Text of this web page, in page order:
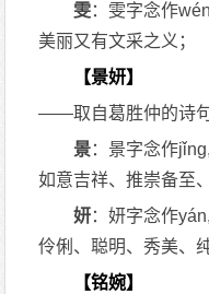
雯：雯字念作
美丽又有文采之义；
【景妍】
——取自葛胜仲的诗
景：景字念作
如意吉祥、推崇备至
妍：妍字念作
伶俐、聪明、秀美、
【铭婉】